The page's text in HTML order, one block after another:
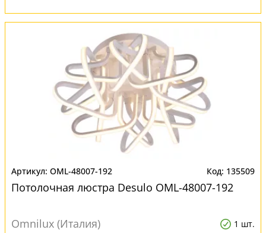
OML-48007-192 135509
Потолочная люстра Desulo OML-48007-192
Omnilux (Италия) 1 шт.